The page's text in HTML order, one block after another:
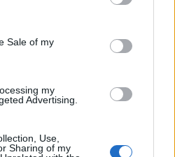
and its third-party tags to
purposes in below Google
Sale of my
my
Advertising.
Use,
Sharing of my
για τα
με τον Φώτη
βουτιά με το κεφάλι να